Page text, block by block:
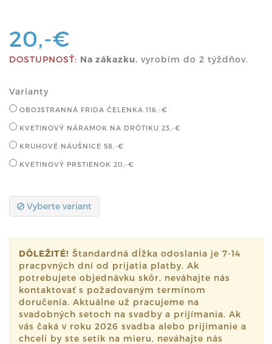
20,-€
DOSTUPNOSŤ: Na zákazku. vyrobím do 2 týždňov.
Varianty
OBOJSTRANNÁ FRIDA ČELENKA 116,-€
KVETINOVÝ NÁRAMOK NA DRÔTIKU 23,-€
KRUHOVÉ NÁUŠNICE 58,-€
KVETINOVÝ PRSTIENOK 20,-€
Vyberte variant
DÔLEŽITÉ! Štandardná dĺžka odoslania je 7-14
pracpvných dní od prijatia platby. Ak
potrebujete objednávku skôr, neváhajte nás
kontaktovať s požadovaným termínom
doručenia. Aktuálne už pracujeme na
svadobných setoch na svadby a prijímania. Ak
vás čaká v roku 2026 svadba alebo prijímanie a
chceli by ste setík na mieru, neváhajte nás